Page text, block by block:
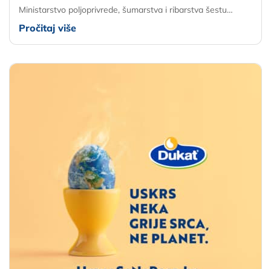
Ministarstvo poljoprivrede, šumarstva i ribarstva šestu…
Pročitaj više